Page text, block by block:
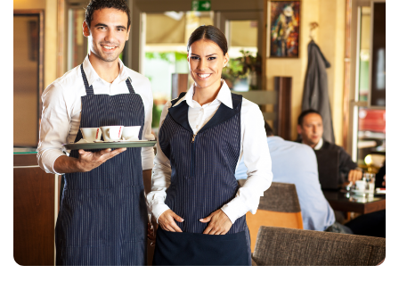
UNIFORME ZA MARKETE